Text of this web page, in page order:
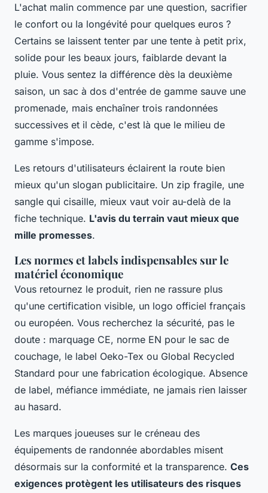
L'achat malin commence par une question, sacrifier
le confort ou la longévité pour quelques euros ?
Certains se laissent tenter par une tente à petit prix,
solide pour les beaux jours, faiblarde devant la
pluie. Vous sentez la différence dès la deuxième
saison, un sac à dos d'entrée de gamme sauve une
promenade, mais enchaîner trois randonnées
successives et il cède, c'est là que le milieu de
gamme s'impose.
Les retours d'utilisateurs éclairent la route bien
mieux qu'un slogan publicitaire. Un zip fragile, une
sangle qui cisaille, mieux vaut voir au-delà de la
fiche technique. L'avis du terrain vaut mieux que
mille promesses.
Les normes et labels indispensables sur le
matériel économique
Vous retournez le produit, rien ne rassure plus
qu'une certification visible, un logo officiel français
ou européen. Vous recherchez la sécurité, pas le
doute : marquage CE, norme EN pour le sac de
couchage, le label Oeko-Tex ou Global Recycled
Standard pour une fabrication écologique. Absence
de label, méfiance immédiate, ne jamais rien laisser
au hasard.
Les marques joueuses sur le créneau des
équipements de randonnée abordables misent
désormais sur la conformité et la transparence. Ces
exigences protègent les utilisateurs des risques